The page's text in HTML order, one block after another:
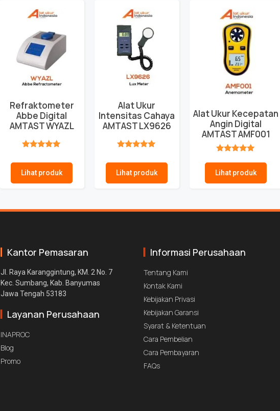
Refraktometer
Abbe Digital
AMTAST WYAZL
Lihat produk
Alat Ukur
Intensitas Cahaya
AMTAST LX9626
Lihat produk
Alat Ukur Kecepatan
Angin Digital
AMTAST AMF001
Lihat produk
Kantor Pemasaran
Jl. Raya Karanggintung, KM. 2 No. 7
Kec. Sumbang, Kab. Banyumas
Jawa Tengah 53183
Layanan Perusahaan
INAPROC
Blog
Promo
Informasi Perusahaan
Tentang Kami
Kontak Kami
Kebijakan Privasi
Kebijakan Garansi
Syarat & Ketentuan
Cara Pembelian
Cara Pembayaran
FAQs